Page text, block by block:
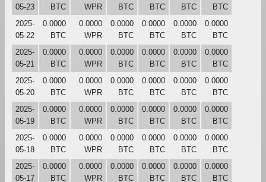
05-23
BTC
WPR
BTC
BTC
BTC
BTC
2025-
05-22
0.0000
BTC
0.0000
WPR
0.0000
BTC
0.0000
BTC
0.0000
BTC
0.0000
BTC
2025-
05-21
0.0000
BTC
0.0000
WPR
0.0000
BTC
0.0000
BTC
0.0000
BTC
0.0000
BTC
2025-
05-20
0.0000
BTC
0.0000
WPR
0.0000
BTC
0.0000
BTC
0.0000
BTC
0.0000
BTC
2025-
05-19
0.0000
BTC
0.0000
WPR
0.0000
BTC
0.0000
BTC
0.0000
BTC
0.0000
BTC
2025-
05-18
0.0000
BTC
0.0000
WPR
0.0000
BTC
0.0000
BTC
0.0000
BTC
0.0000
BTC
2025-
05-17
0.0000
BTC
0.0000
WPR
0.0000
BTC
0.0000
BTC
0.0000
BTC
0.0000
BTC